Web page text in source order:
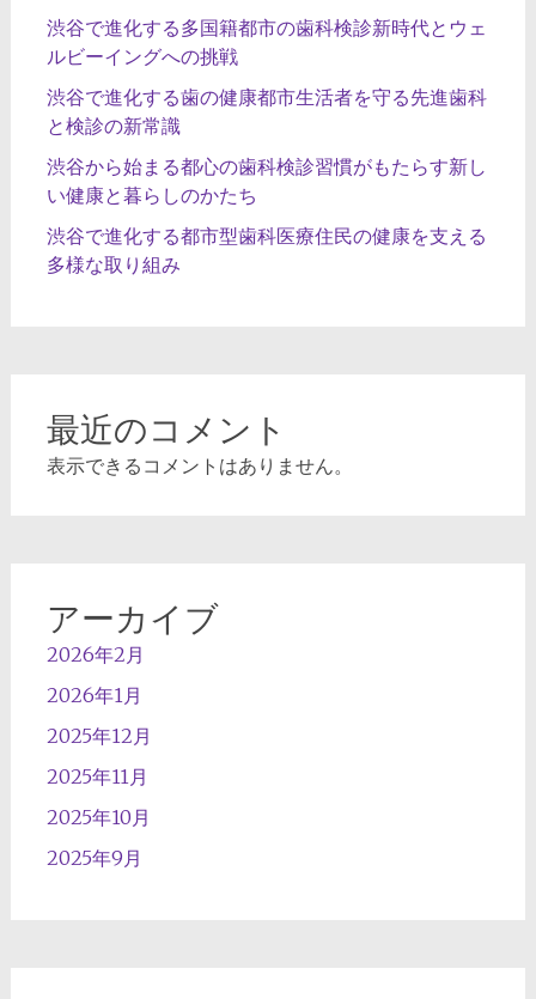
渋谷で進化する多国籍都市の歯科検診新時代とウェ
ルビーイングへの挑戦
渋谷で進化する歯の健康都市生活者を守る先進歯科
と検診の新常識
渋谷から始まる都心の歯科検診習慣がもたらす新し
い健康と暮らしのかたち
渋谷で進化する都市型歯科医療住民の健康を支える
多様な取り組み
最近のコメント
表示できるコメントはありません。
アーカイブ
2026年2月
2026年1月
2025年12月
2025年11月
2025年10月
2025年9月